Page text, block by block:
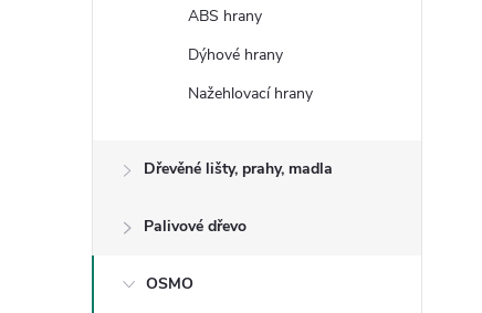
ABS hrany
Dýhové hrany
Nažehlovací hrany
Dřevěné lišty, prahy, madla
Palivové dřevo
OSMO